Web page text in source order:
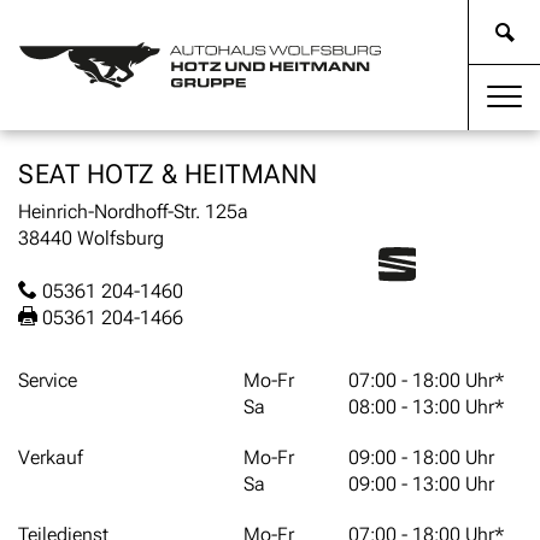
SEAT HOTZ & HEITMANN
Heinrich-Nordhoff-Str. 125a
38440 Wolfsburg
05361 204-1460
05361 204-1466
Service Mo-Fr
07:00 - 18:00 Uhr*
Sa
08:00 - 13:00 Uhr*
Verkauf Mo-Fr
09:00 - 18:00 Uhr
Sa
09:00 - 13:00 Uhr
Teiledienst Mo-Fr
07:00 - 18:00 Uhr*